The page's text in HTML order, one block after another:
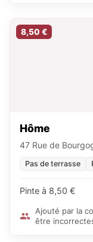
8,50 €
Hôme
47 Rue de
Pas de terrasse
Pinte à 8,50 €
Ajouté par la
être